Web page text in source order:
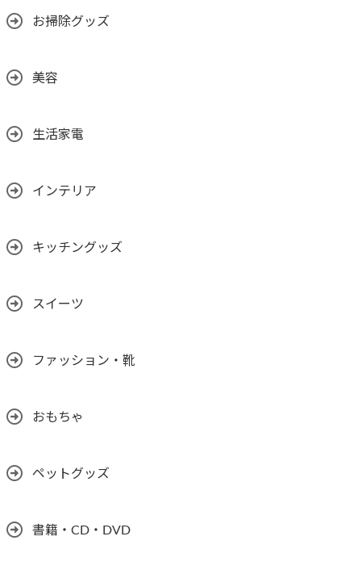
お掃除グッズ
美容
生活家電
インテリア
キッチングッズ
スイーツ
ファッション・靴
おもちゃ
ペットグッズ
書籍・CD・DVD